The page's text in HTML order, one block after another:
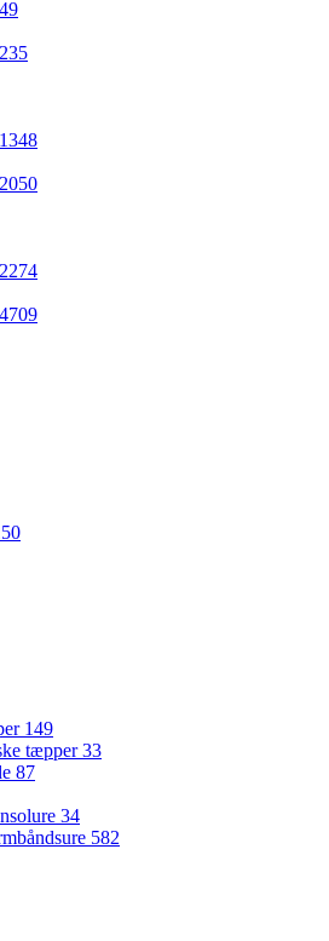
49
235
1348
2050
2274
4709
149
tæpper33
87
34
582